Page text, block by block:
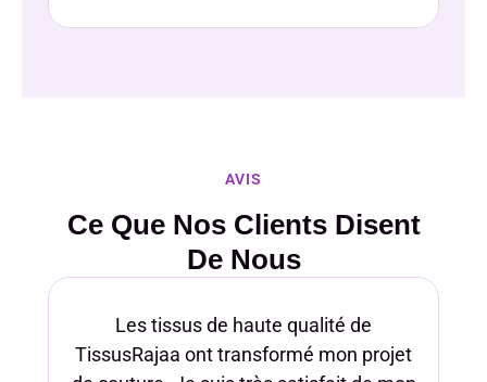
AVIS
Ce Que Nos Clients Disent
De Nous
Les tissus de haute qualité de
TissusRajaa ont transformé mon projet